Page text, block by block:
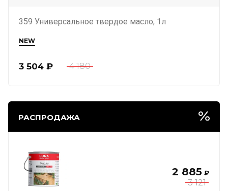
359 Универсальное твердое масло, 1л
NEW
4 180
3 504 ₽
РАСПРОДАЖА
3 121
2 885 ₽